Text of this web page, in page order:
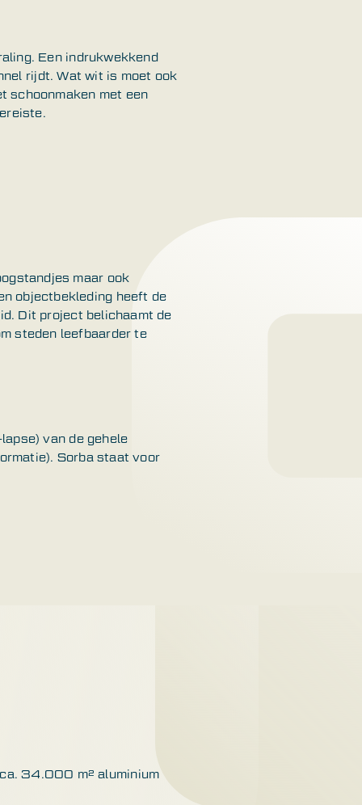
Een indrukwekkend
rijdt. Wat wit is moet ook
schoonmaken met een
maar ook
objectbekleding heeft de
Dit project belichaamt de
steden leefbaarder te
van de gehele
Sorba staat voor
34.000 m² aluminium